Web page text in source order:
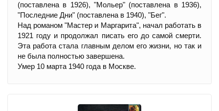
(поставлена в 1926), "Мольер" (поставлена в 1936),
"Последние Дни" (поставлена в 1940), "Бег".
Над романом "Мастер и Маргарита", начал работать в
1921 году и продолжал писать его до самой смерти.
Эта работа стала главным делом его жизни, но так и
не была полностью завершена.
Умер 10 марта 1940 года в Москве.